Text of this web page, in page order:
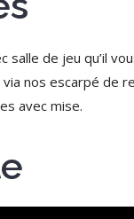
salle de jeu qu’il
nos escarpé de
avec mise.